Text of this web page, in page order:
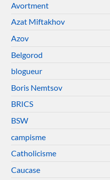
Avortment
Azat Miftakhov
Azov
Belgorod
blogueur
Boris Nemtsov
BRICS
BSW
campisme
Catholicisme
Caucase